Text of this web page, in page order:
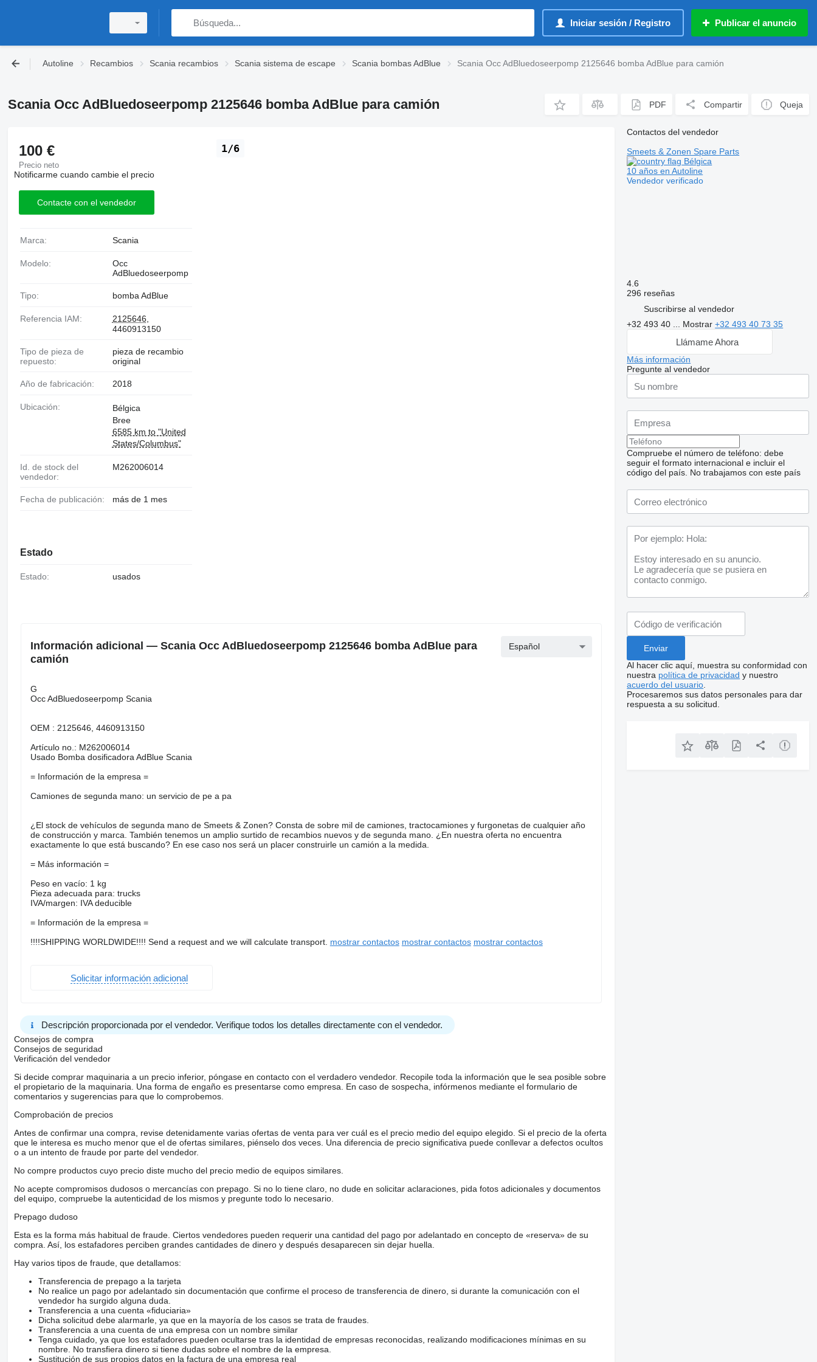
Iniciar sesión / Registro Publicar el anuncio
Autoline Recambios Scania recambios Scania sistema de escape Scania bombas AdBlue Scania Occ AdBluedoseerpomp 2125646 bomba AdBlue para camión
Scania Occ AdBluedoseerpomp 2125646 bomba AdBlue para camión PDF Compartir Queja
1/6
100 €
Precio neto
Notificarme cuando cambie el precio
Contacte con el vendedor
Marca: Scania
Modelo:
Occ
AdBluedoseerpomp
Tipo: bomba AdBlue
Referencia IAM: 2125646
4460913150
Tipo de pieza de
repuesto:
pieza de recambio
original
Año de fabricación: 2018
Ubicación:
Bélgica
Bree
6585 km to "United
States/Columbus"
Id. de stock del
vendedor:
M262006014
Fecha de publicación: más de 1 mes
Estado
Estado: usados
Información adicional — Scania Occ AdBluedoseerpomp 2125646 bomba AdBlue para
camión
Español
G
Occ AdBluedoseerpomp Scania
OEM : 2125646, 4460913150
Artículo no.: M262006014
Usado Bomba dosificadora AdBlue Scania
= Información de la empresa =
Camiones de segunda mano: un servicio de pe a pa
¿El stock de vehículos de segunda mano de Smeets & Zonen? Consta de sobre mil de camiones, tractocamiones y furgonetas de cualquier año
de construcción y marca. También tenemos un amplio surtido de recambios nuevos y de segunda mano. ¿En nuestra oferta no encuentra
exactamente lo que está buscando? En ese caso nos será un placer construirle un camión a la medida.
= Más información =
Peso en vacío: 1 kg
Pieza adecuada para: trucks
IVA/margen: IVA deducible
= Información de la empresa =
!!!!SHIPPING WORLDWIDE!!!! Send a request and we will calculate transport. mostrar contactos mostrar contactos mostrar contactos
Solicitar información adicional
Descripción proporcionada por el vendedor. Verifique todos los detalles directamente con el vendedor.
Consejos de compra
Consejos de seguridad
Verificación del vendedor
Si decide comprar maquinaria a un precio inferior, póngase en contacto con el verdadero vendedor. Recopile toda la información que le sea posible sobre
el propietario de la maquinaria. Una forma de engaño es presentarse como empresa. En caso de sospecha, infórmenos mediante el formulario de
comentarios y sugerencias para que lo comprobemos.
Comprobación de precios
Antes de confirmar una compra, revise detenidamente varias ofertas de venta para ver cuál es el precio medio del equipo elegido. Si el precio de la oferta
que le interesa es mucho menor que el de ofertas similares, piénselo dos veces. Una diferencia de precio significativa puede conllevar a defectos ocultos
o a un intento de fraude por parte del vendedor.
No compre productos cuyo precio diste mucho del precio medio de equipos similares.
No acepte compromisos dudosos o mercancías con prepago. Si no lo tiene claro, no dude en solicitar aclaraciones, pida fotos adicionales y documentos
del equipo, compruebe la autenticidad de los mismos y pregunte todo lo necesario.
Prepago dudoso
Esta es la forma más habitual de fraude. Ciertos vendedores pueden requerir una cantidad del pago por adelantado en concepto de «reserva» de su
compra. Así, los estafadores perciben grandes cantidades de dinero y después desaparecen sin dejar huella.
Hay varios tipos de fraude, que detallamos:
Transferencia de prepago a la tarjeta
No realice un pago por adelantado sin documentación que confirme el proceso de transferencia de dinero, si durante la comunicación con el
vendedor ha surgido alguna duda.
Transferencia a una cuenta «fiduciaria»
Dicha solicitud debe alarmarle, ya que en la mayoría de los casos se trata de fraudes.
Transferencia a una cuenta de una empresa con un nombre similar
Tenga cuidado, ya que los estafadores pueden ocultarse tras la identidad de empresas reconocidas, realizando modificaciones mínimas en su
nombre. No transfiera dinero si tiene dudas sobre el nombre de la empresa.
Sustitución de sus propios datos en la factura de una empresa real
Contactos del vendedor
Smeets & Zonen Spare Parts
Bélgica
10 años en Autoline
Vendedor verificado
4.6
296 reseñas
Suscribirse al vendedor
+32 493 40 ... Mostrar+32 493 40 73 35
Llámame Ahora
Más información
Pregunte al vendedor
Compruebe el número de teléfono: debe
seguir el formato internacional e incluir el
código del país. No trabajamos con este país
Al hacer clic aquí, muestra su conformidad con
nuestra política de privacidad y nuestro
acuerdo del usuario
Procesaremos sus datos personales para dar
respuesta a su solicitud.